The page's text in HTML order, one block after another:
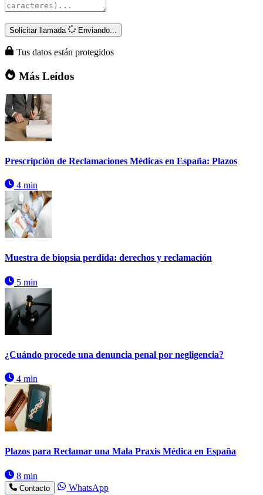
Solicitar llamada Enviando...
Tus datos están protegidos
Más Leídos
Prescripción de Reclamaciones Médicas en España: Plazos
4 min
Muestra de biopsia perdida: derechos y reclamación
5 min
¿Cuándo procede una denuncia penal por negligencia?
4 min
Plazos para Reclamar una Mala Praxis Médica en España
8 min
Contacto
WhatsApp